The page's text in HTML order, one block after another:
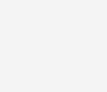
der Haut, die
BKV sind, zeigt eine
Beziehung. Das heißt, bei
Risiko nicht linear, sondern
dass beispielsweise
Beschäftigten im Freien mit
deutlich größeren